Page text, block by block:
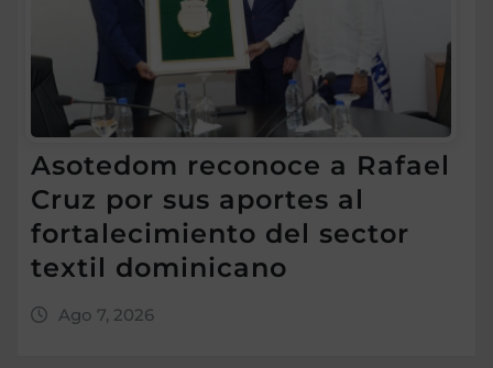
Asotedom reconoce a Rafael
Cruz por sus aportes al
fortalecimiento del sector
textil dominicano
Ago 7, 2026